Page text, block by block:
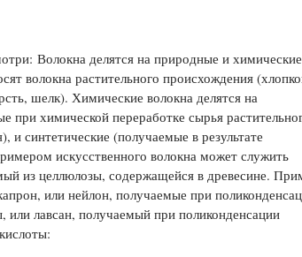
Волокна делятся на природные и
волокна растительного происхождения
шелк). Химические волокна делятся на
при химической переработке сырья
и синтетические (получаемые в результате
искусственного волокна может служить
из целлюлозы, содержащейся в древесине.
или нейлон, получаемые при
или лавсан, получаемый при поликонденсации